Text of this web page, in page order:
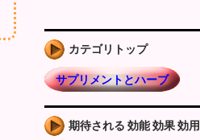
カテゴリトップ
サプリメントとハーブ
期待される 効能 効果 効用